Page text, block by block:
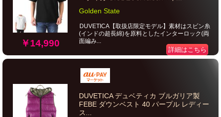
￥14,990
Golden State
DUVETICA【取扱店限定モデル】素材はスビン糸
(インドの超長綿)を原料としたインターロック(両
面編み...
詳細はこちら
DUVETICA デュベティカ ブルガリア製
FEBE ダウンベスト 40 パープル レディー
ス...